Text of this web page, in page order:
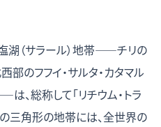
湖（サラール）地帯——チリの
部のフフイ・サルタ・カタマル
、総称して「リチウム・トラ
三角形の地帯には、全世界の